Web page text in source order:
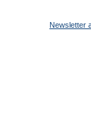
Newsletter